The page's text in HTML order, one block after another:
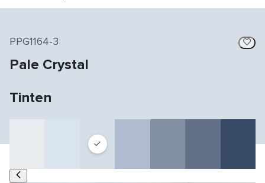
PPG1164-3
Pale Crystal
Tinten